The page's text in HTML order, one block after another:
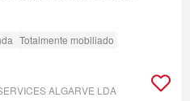
Totalmente mobiliado
ALGARVE LDA